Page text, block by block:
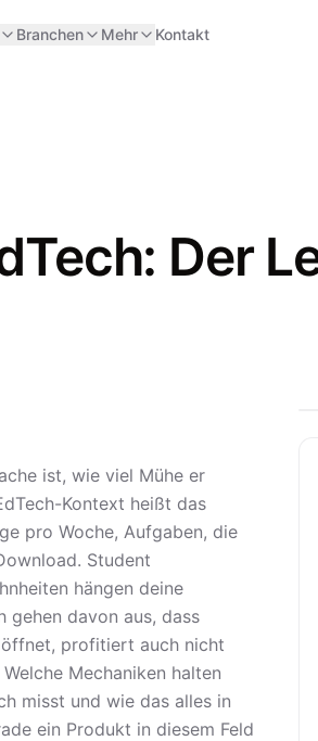
Branchen Mehr Kontakt
Der
ist, wie viel Mühe er
Kontext heißt das
pro Woche, Aufgaben, die
Student
hängen deine
gehen davon aus, dass
profitiert auch nicht
Mechaniken halten
misst und wie das alles in
ein Produkt in diesem Feld